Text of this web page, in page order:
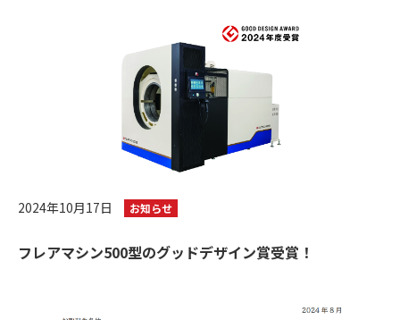
2024年10月17日 お知らせ
フレアマシン500型のグッドデザイン賞受賞！